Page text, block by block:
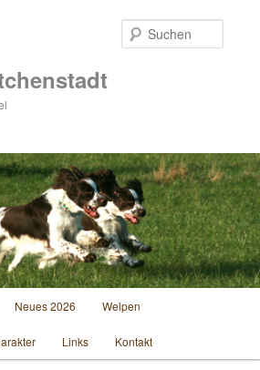
Neues 2026 Welpen
Links Kontakt